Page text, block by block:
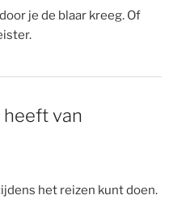
je de blaar kreeg. Of
heeft van
het reizen kunt doen.